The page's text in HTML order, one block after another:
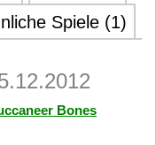
Spiele (1)
Bones